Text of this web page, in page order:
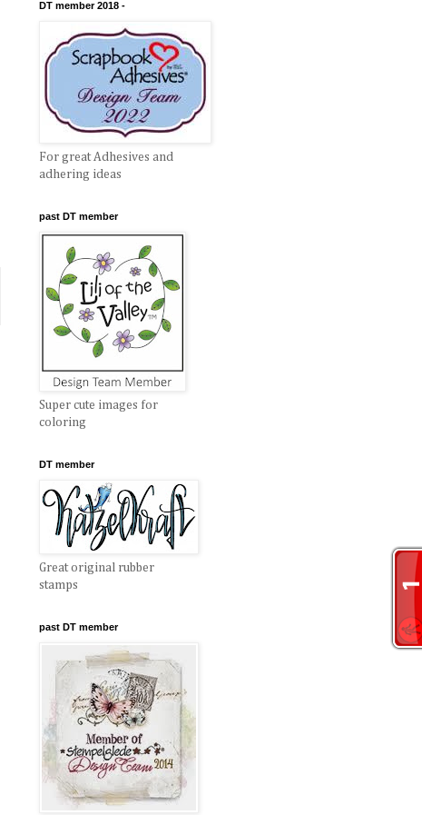
DT member 2018 -
For great Adhesives and
adhering ideas
past DT member
Super cute images for
coloring
DT member
Great original rubber
stamps
past DT member